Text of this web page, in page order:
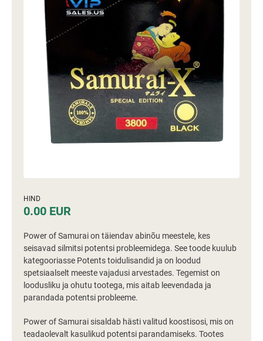
HIND
0.00 EUR
Power of Samurai on täiendav abinõu meestele, kes
seisavad silmitsi potentsi probleemidega. See toode kuulub
kategooriasse Potents toidulisandid ja on loodud
spetsiaalselt meeste vajadusi arvestades. Tegemist on
loodusliku ja ohutu tootega, mis aitab leevendada ja
parandada potentsi probleeme.
Power of Samurai sisaldab hästi valitud koostisosi, mis on
teadaolevalt kasulikud potentsi parandamiseks. Tootes